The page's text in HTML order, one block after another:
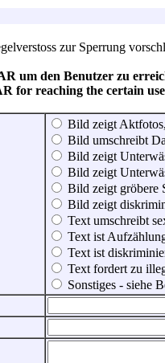
zur Sperrung
um den Benutzer zu
for reaching the certain
Bild zeigt
Bild umschreibt
Bild zeigt
Bild zeigt
Bild zeigt gröbere
Bild zeigt
Text umschreibt
Text ist
Text ist
Text fordert zu
Sonstiges - siehe